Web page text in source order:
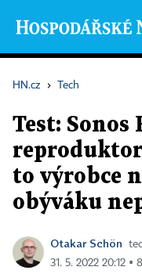
HN.cz › Tech
Test: Sonos
to výrobce
obýváku
Otakar Schön
31. 5. 2022 20:12 ▪